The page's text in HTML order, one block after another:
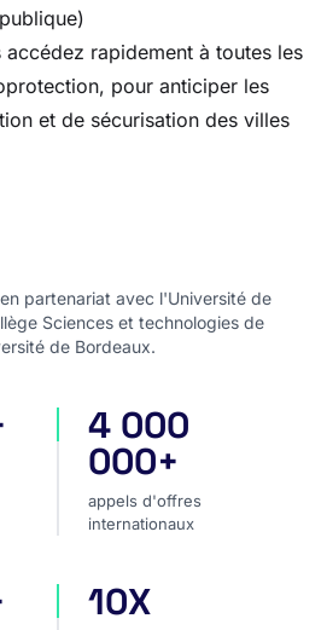
rapidement à toutes les
pour anticiper les
et de sécurisation des villes
partenariat avec l'Université de
Sciences et technologies de
de Bordeaux.
appels d'offres
4 000
000+
appels d'offres
internationaux
plus rapide pour analyser
10X